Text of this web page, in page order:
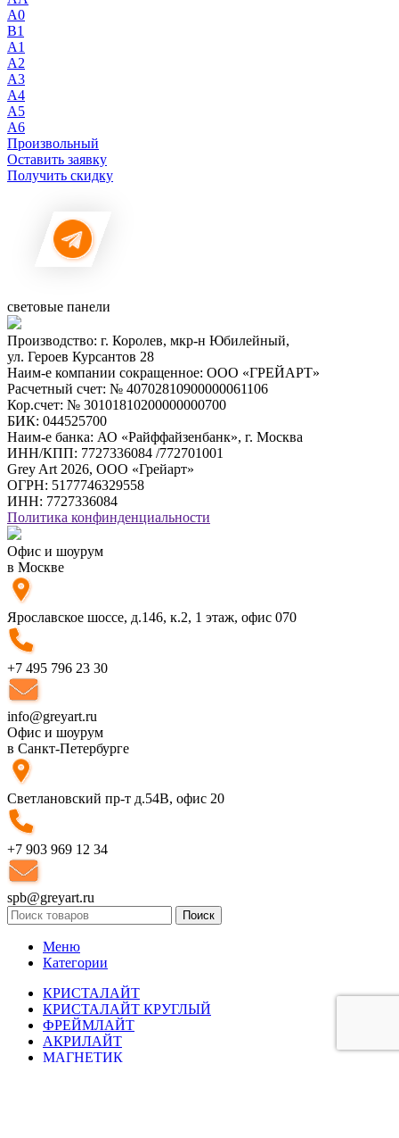
A0
B1
A1
A2
A3
A4
A5
A6
Произвольный
Оставить заявку
Получить скидку
световые панели
Производство: г. Королев, мкр-н Юбилейный,
ул. Героев Курсантов 28
Наим-е компании сокращенное: ООО «ГРЕЙАРТ»
Расчетный счет: № 40702810900000061106
Кор.счет: № 30101810200000000700
БИК: 044525700
Наим-е банка: АО «Райффайзенбанк», г. Москва
ИНН/КПП: 7727336084 /772701001
Grey Art 2026, ООО «Грейарт»
ОГРН: 5177746329558
ИНН: 7727336084
Политика конфинденциальности
Офис и шоурум
в Москве
Ярославское шоссе, д.146, к.2, 1 этаж, офис 070
+7 495 796 23 30
info@greyart.ru
Офис и шоурум
в Санкт-Петербурге
Светлановский пр-т д.54В, офис 20
+7 903 969 12 34
spb@greyart.ru
Поиск
Меню
Категории
КРИСТАЛАЙТ
КРИСТАЛАЙТ КРУГЛЫЙ
ФРЕЙМЛАЙТ
АКРИЛАЙТ
МАГНЕТИК